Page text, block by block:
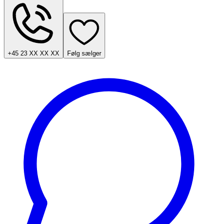
+45 23 XX XX XX Følg sælger